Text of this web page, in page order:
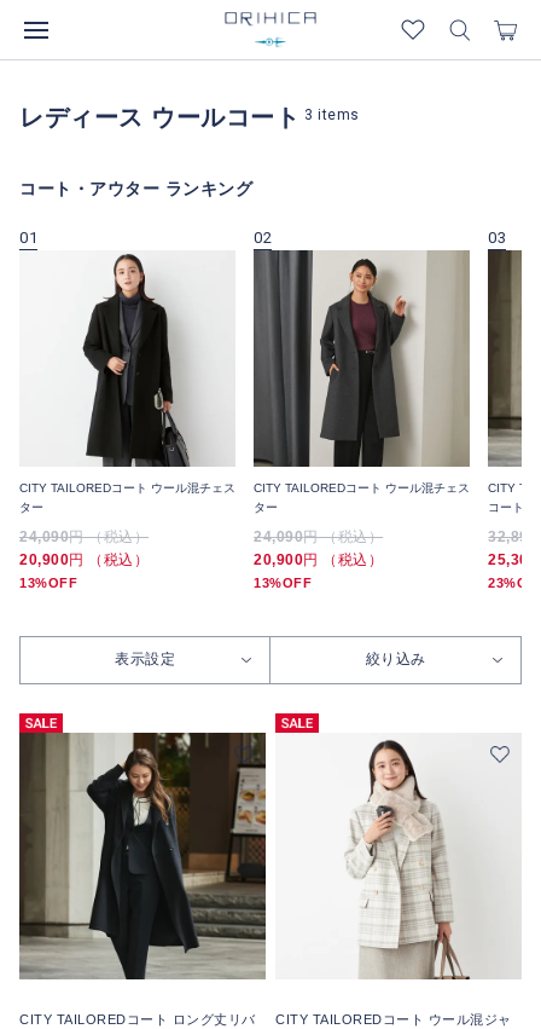
レディース ウールコート 3 items
コート・アウター ランキング
01
CITY TAILOREDコート ウール混チェス
ター
24,090円 （税込）
20,900円 （税込）
13%OFF
02
CITY TAILOREDコート ウール混チェス
ター
24,090円 （税込）
20,900円 （税込）
13%OFF
03
CITY
コート
32,890
25,300
表示設定 絞り込み
CITY TAILOREDコート ロング丈リバ
CITY TAILOREDコート ウール混ジャ